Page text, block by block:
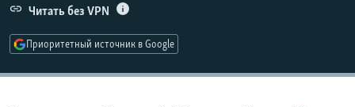
Читать без VPN
Приоритетный источник в Google